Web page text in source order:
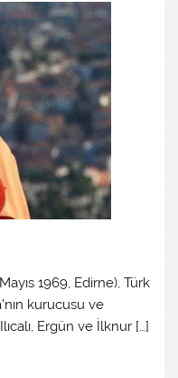
1969, Edirne), Türk
kurucusu ve
Ergün ve İlknur […]